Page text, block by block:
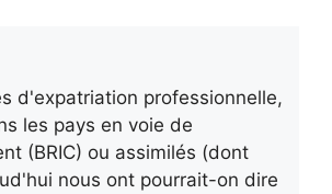
d'expatriation professionnelle,
les pays en voie de
(BRIC) ou assimilés (dont
nous ont pourrait-on dire